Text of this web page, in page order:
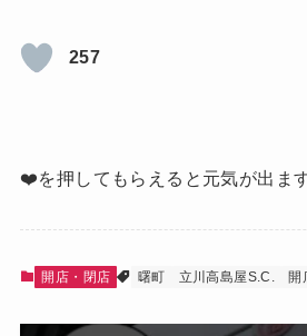
257
❤️を押してもらえると元気が出ます
開店・閉店 曙町 立川高島屋S.C. 開